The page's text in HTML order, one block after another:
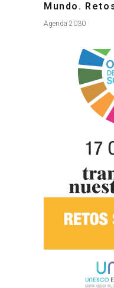
Mundo.
Agenda 2030